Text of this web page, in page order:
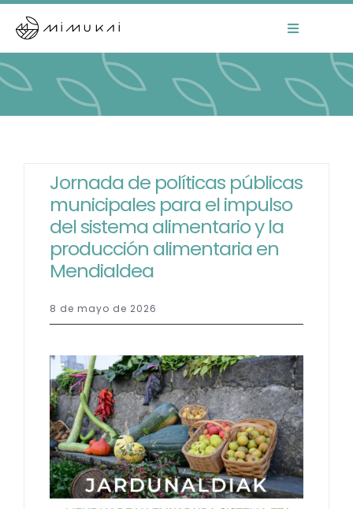
content
Toggle
Navigation
Home
El Centro
La Comunidad
Áreas de Trabajo
Actualidad
Contacto
Castellano
Jornada de políticas públicas
municipales para el impulso
del sistema alimentario y la
producción alimentaria en
Mendialdea
8 de mayo de 2026